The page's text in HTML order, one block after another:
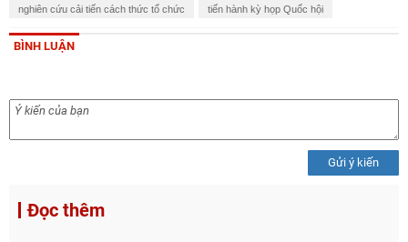
nghiên cứu cải tiến cách thức tổ chức tiến hành kỳ họp Quốc hội
BÌNH LUẬN
Gửi ý kiến
Đọc thêm